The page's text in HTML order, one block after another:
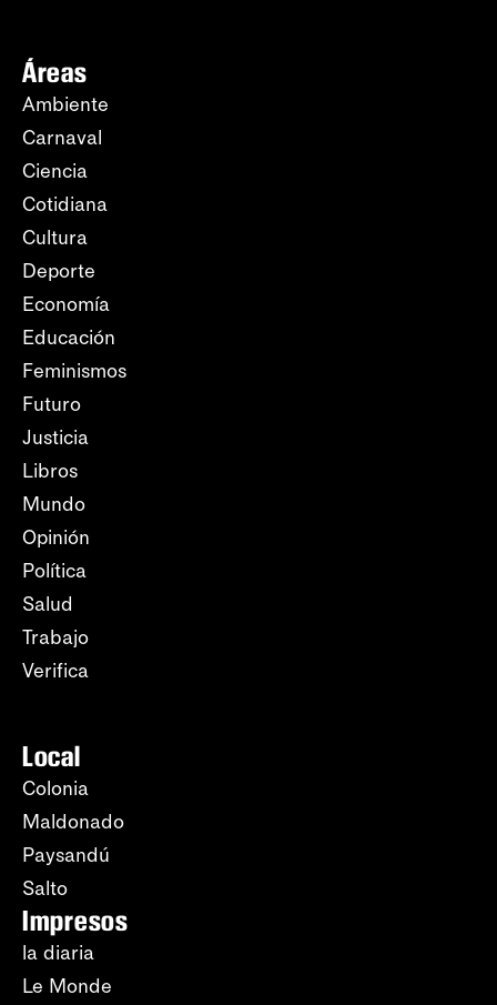
Áreas
Ambiente
Carnaval
Ciencia
Cotidiana
Cultura
Deporte
Economía
Educación
Feminismos
Futuro
Justicia
Libros
Mundo
Opinión
Política
Salud
Trabajo
Verifica
Local
Colonia
Maldonado
Paysandú
Salto
Impresos
la diaria
Le Monde